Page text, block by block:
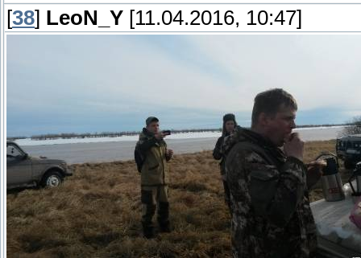
[38] LeoN_Y [11.04.2016, 10:47]